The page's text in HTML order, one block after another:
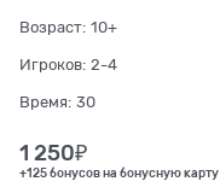
Возраст: 10+
Игроков: 2-4
Время: 30
1 250₽
+125 бонусов на бонусную карту